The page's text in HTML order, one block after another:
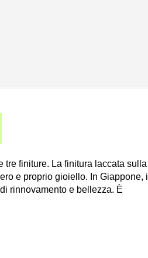
tre finiture. La finitura laccata sulla
e proprio gioiello. In Giappone, i
rinnovamento e bellezza. È